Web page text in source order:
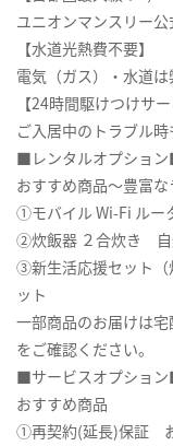
ユニオンマンスリー
【水道光熱費不要】
電気（ガス）・水道は
【24時間駆けつけサー
ご入居中のトラブル
■レンタルオプショ
おすすめ商品～豊富
①モバイル Wi-Fi ル
②炊飯器 ２合炊き 自
③新生活応援セット
ット
一部商品のお届けは
をご確認ください。
■サービスオプショ
おすすめ商品
①再契約(延長)保証